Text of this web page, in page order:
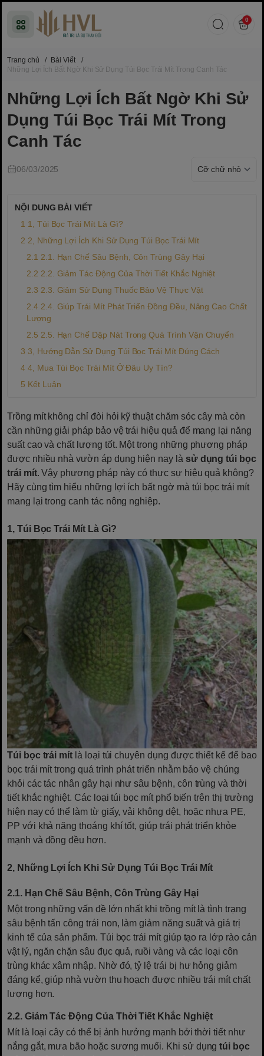
0
Trang chủ / Bài Viết
/
Những Lợi Ích Bất Ngờ Khi Sử Dụng Túi Bọc Trái Mít Trong Canh Tác
Những Lợi Ích Bất Ngờ Khi Sử
Dụng Túi Bọc Trái Mít Trong
Canh Tác
06/03/2025
NỘI DUNG BÀI VIẾT
1, Túi Bọc Trái Mít Là Gì?
2, Những Lợi Ích Khi Sử Dụng Túi Bọc Trái Mít
2.1. Hạn Chế Sâu Bệnh, Côn Trùng Gây Hại
2.2. Giảm Tác Động Của Thời Tiết Khắc Nghiệt
2.3. Giảm Sử Dụng Thuốc Bảo Vệ Thực Vật
2.4. Giúp Trái Mít Phát Triển Đồng Đều, Nâng Cao Chất
Lượng
2.5. Hạn Chế Dập Nát Trong Quá Trình Vận Chuyển
3, Hướng Dẫn Sử Dụng Túi Bọc Trái Mít Đúng Cách
4, Mua Túi Bọc Trái Mít Ở Đâu Uy Tín?
Kết Luận
Trồng mít không chỉ đòi hỏi kỹ thuật chăm sóc cây mà còn
cần những giải pháp bảo vệ trái hiệu quả để mang lại năng
suất cao và chất lượng tốt. Một trong những phương pháp
được nhiều nhà vườn áp dụng hiện nay là sử dụng túi bọc
trái mít. Vậy phương pháp này có thực sự hiệu quả không?
Hãy cùng tìm hiểu những lợi ích bất ngờ mà túi bọc trái mít
mang lại trong canh tác nông nghiệp.
1, Túi Bọc Trái Mít Là Gì?
Túi bọc trái mít là loại túi chuyên dụng được thiết kế để bao
bọc trái mít trong quá trình phát triển nhằm bảo vệ chúng
khỏi các tác nhân gây hại như sâu bệnh, côn trùng và thời
tiết khắc nghiệt. Các loại túi bọc mít phổ biến trên thị trường
hiện nay có thể làm từ giấy, vải không dệt, hoặc nhựa PE,
PP với khả năng thoáng khí tốt, giúp trái phát triển khỏe
mạnh và đồng đều hơn.
2, Những Lợi Ích Khi Sử Dụng Túi Bọc Trái Mít
2.1. Hạn Chế Sâu Bệnh, Côn Trùng Gây Hại
Một trong những vấn đề lớn nhất khi trồng mít là tình trạng
sâu bệnh tấn công trái non, làm giảm năng suất và giá trị
kinh tế của sản phẩm. Túi bọc trái mít giúp tạo ra lớp rào cản
vật lý, ngăn chặn sâu đục quả, ruồi vàng và các loại côn
trùng khác xâm nhập. Nhờ đó, tỷ lệ trái bị hư hỏng giảm
đáng kể, giúp nhà vườn thu hoạch được nhiều trái mít chất
lượng hơn.
2.2. Giảm Tác Động Của Thời Tiết Khắc Nghiệt
Mít là loại cây có thể bị ảnh hưởng mạnh bởi thời tiết như
nắng gắt, mưa bão hoặc sương muối. Khi sử dụngtúi bọc